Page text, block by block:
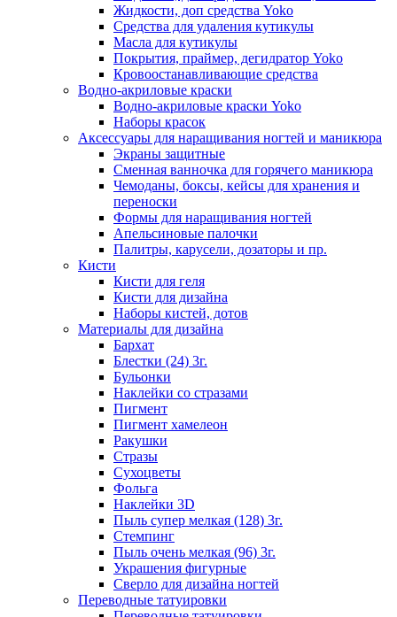
Жидкости, доп средства Yoko
Средства для удаления кутикулы
Масла для кутикулы
Покрытия, праймер, дегидратор Yoko
Кровоостанавливающие средства
Водно-акриловые краски
Водно-акриловые краски Yoko
Наборы красок
Аксессуары для наращивания ногтей и маникюра
Экраны защитные
Сменная ванночка для горячего маникюра
Чемоданы, боксы, кейсы для хранения и
переноски
Формы для наращивания ногтей
Апельсиновые палочки
Палитры, карусели, дозаторы и пр.
Кисти
Кисти для геля
Кисти для дизайна
Наборы кистей, дотов
Материалы для дизайна
Бархат
Блестки (24) 3г.
Бульонки
Наклейки со стразами
Пигмент
Пигмент хамелеон
Ракушки
Стразы
Сухоцветы
Фольга
Наклейки 3D
Пыль супер мелкая (128) 3г.
Стемпинг
Пыль очень мелкая (96) 3г.
Украшения фигурные
Сверло для дизайна ногтей
Переводные татуировки